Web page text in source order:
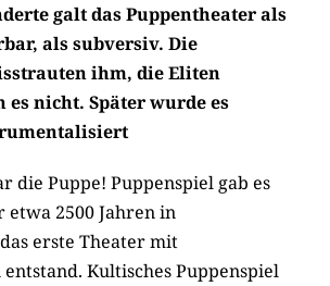
galt das Puppentheater als
als subversiv. Die
ihm, die Eliten
es nicht. Später wurde es
die Puppe! Puppenspiel gab es
etwa 2500 Jahren in
erste Theater mit
Kultisches Puppenspiel